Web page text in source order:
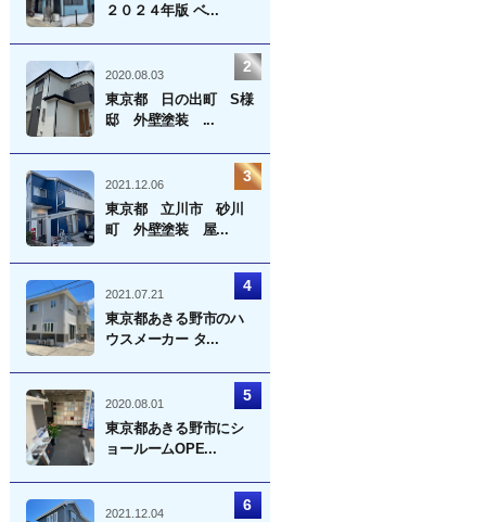
２０２４年版 ベ...
2020.08.03
東京都 日の出町 S様
邸 外壁塗装 ...
2021.12.06
東京都 立川市 砂川
町 外壁塗装 屋...
2021.07.21
東京都あきる野市のハ
ウスメーカー タ...
2020.08.01
東京都あきる野市にシ
ョールームOPE...
2021.12.04